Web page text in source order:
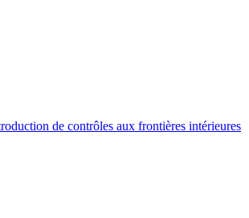
de contrôles aux frontières intérieures